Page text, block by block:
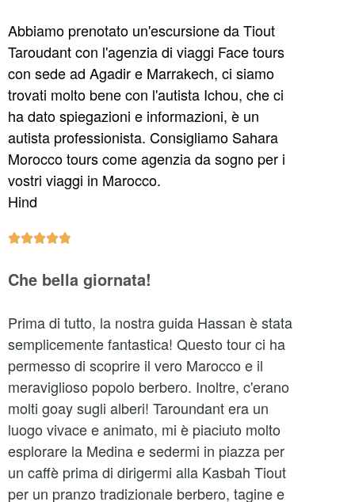
Abbiamo prenotato un'escursione da Tiout
Taroudant con l'agenzia di viaggi Face tours
con sede ad Agadir e Marrakech, ci siamo
trovati molto bene con l'autista Ichou, che ci
ha dato spiegazioni e informazioni, è un
autista professionista. Consigliamo Sahara
Morocco tours come agenzia da sogno per i
vostri viaggi in Marocco.
Hind

Che bella giornata!
Prima di tutto, la nostra guida Hassan è stata
semplicemente fantastica! Questo tour ci ha
permesso di scoprire il vero Marocco e il
meraviglioso popolo berbero. Inoltre, c'erano
molti goay sugli alberi! Taroundant era un
luogo vivace e animato, mi è piaciuto molto
esplorare la Medina e sedermi in piazza per
un caffè prima di dirigermi alla Kasbah Tiout
per un pranzo tradizionale berbero, tagine e